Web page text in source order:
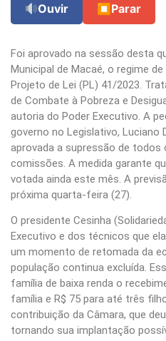
Ouvir ⏹ Parar
Foi aprovado na sessão desta
Municipal de Macaé, o regime
Projeto de Lei (PL) 41/2023.
de Combate à Pobreza e
autoria do Poder Executivo. A
governo no Legislativo, Luciano
aprovada a supressão de
comissões. A medida garante
votada ainda este mês. A
próxima quarta-feira (27).
O presidente Cesinha
Executivo e dos técnicos que
um momento de retomada da
população continua excluída.
família de baixa renda o
família e R$ 75 para até três
contribuição da Câmara, que
tornando sua implantação